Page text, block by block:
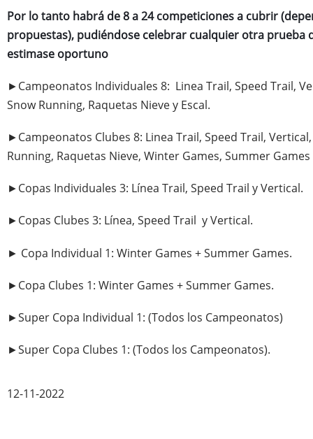
Por lo tanto habrá de 8 a 24 competiciones a cubrir
propuestas), pudiéndose celebrar cualquier otra prueba
estimase oportuno
►Campeonatos Individuales 8: Linea Trail, Speed Trail,
Snow Running, Raquetas Nieve y Escal.
►Campeonatos Clubes 8: Linea Trail, Speed Trail,
Running, Raquetas Nieve, Winter Games, Summer Games
►Copas Individuales 3: Línea Trail, Speed Trail y Vertical.
►Copas Clubes 3: Línea, Speed Trail y Vertical.
► Copa Individual 1: Winter Games + Summer Games.
►Copa Clubes 1: Winter Games + Summer Games.
►Super Copa Individual 1: (Todos los Campeonatos)
►Super Copa Clubes 1: (Todos los Campeonatos).
12-11-2022